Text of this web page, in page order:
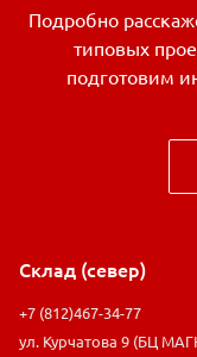
Подробно
типовых
подготовим
Склад (север)
+7 (812)467-34-77
ул. Курчатова 9 (БЦ